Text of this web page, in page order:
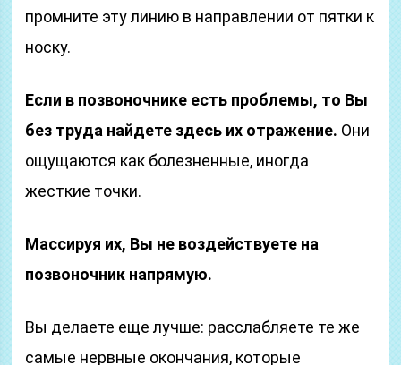
промните эту линию в направлении от пятки к
носку.
Если в позвоночнике есть проблемы, то Вы
без труда найдете здесь их отражение. Они
ощущаются как болезненные, иногда
жесткие точки.
Массируя их, Вы не воздействуете на
позвоночник напрямую.
Вы делаете еще лучше: расслабляете те же
самые нервные окончания, которые